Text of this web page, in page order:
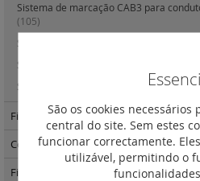
Sistema de marcação CAB3 para
(105)
Sistema de marcação CAB3 para
Sistema de identificação Duplix
Starfix - Ponteiras de cablagem(34)
Fixação e circulação da cablagem(174)
Comando e sinalização(126)
Fichas e tomadas industriais(164)
São os cookies
central do site. Sem estes
funcionar correctamente.
utilizável, permitindo o